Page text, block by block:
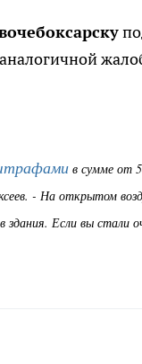
в сумме от
- На открытом
здания. Если вы стали